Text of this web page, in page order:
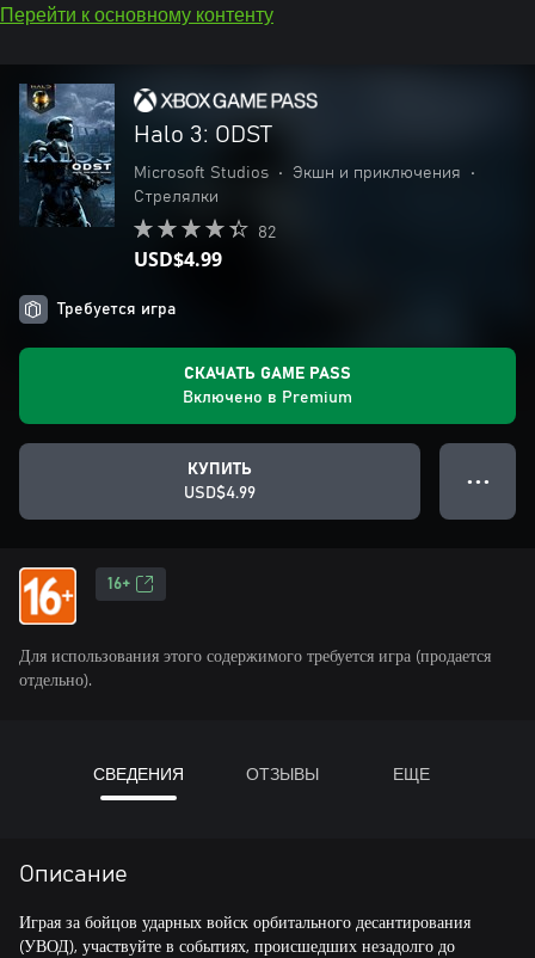
Перейти к основному контенту
Halo 3: ODST
Microsoft Studios • Экшн и приключения
•
Стрелялки
82
USD$4.99
Требуется игра
СКАЧАТЬ GAME PASS
Включено в Premium
КУПИТЬ
USD$4.99
● ● ●
16+
Для использования этого содержимого требуется игра (продается
отдельно).
СВЕДЕНИЯ ОТЗЫВЫ ЕЩЕ
Описание
Играя за бойцов ударных войск орбитального десантирования
(УВОД), участвуйте в событиях, происшедших незадолго до